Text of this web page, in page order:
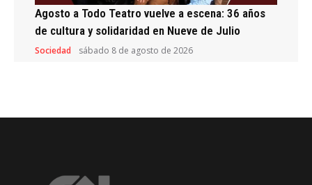
Agosto a Todo Teatro vuelve a escena: 36 años
de cultura y solidaridad en Nueve de Julio
Sociedad sábado 8 de agosto de 2026